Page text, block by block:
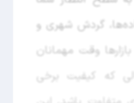
گردش شهری و
وقت مهمانان
که کیفیت برخی